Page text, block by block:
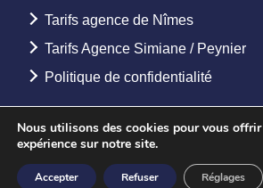
Tarifs agence de Nîmes
Tarifs Agence Simiane / Peynier
Politique de confidentialité
Création Agence web
Nous utilisons des cookies pour vous
expérience sur notre site.
Accepter Refuser Réglages